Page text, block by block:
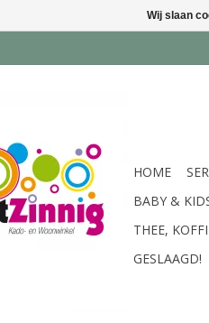
HOME
BABY &
THEE,
GESLAAGD!
Wij slaan